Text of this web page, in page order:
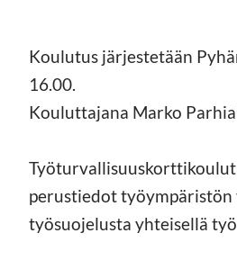
Koulutus järjestetään
16.00.
Kouluttajana Marko
perustiedot työympäristön
työsuojelusta yhteisellä